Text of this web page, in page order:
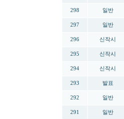
298 일반
297 일반
296 신작시
295 신작시
294 신작시
293 발표
292 일반
291 일반